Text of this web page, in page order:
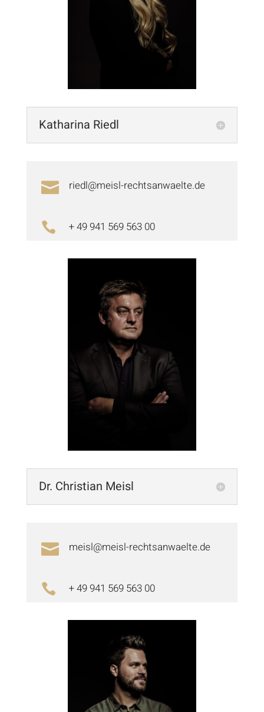
Katharina Riedl
 riedl@meisl-rechtsanwaelte.de
 + 49 941 569 563 00
Dr. Christian Meisl
 meisl@meisl-rechtsanwaelte.de
 + 49 941 569 563 00